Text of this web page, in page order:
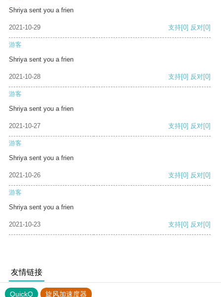
Shriya sent you a frien
2021-10-29 支持[0] 反对[0]
游客
Shriya sent you a frien
2021-10-28 支持[0] 反对[0]
游客
Shriya sent you a frien
2021-10-27 支持[0] 反对[0]
游客
Shriya sent you a frien
2021-10-26 支持[0] 反对[0]
游客
Shriya sent you a frien
2021-10-23 支持[0] 反对[0]
友情链接
QuickQ 旋风加速度器